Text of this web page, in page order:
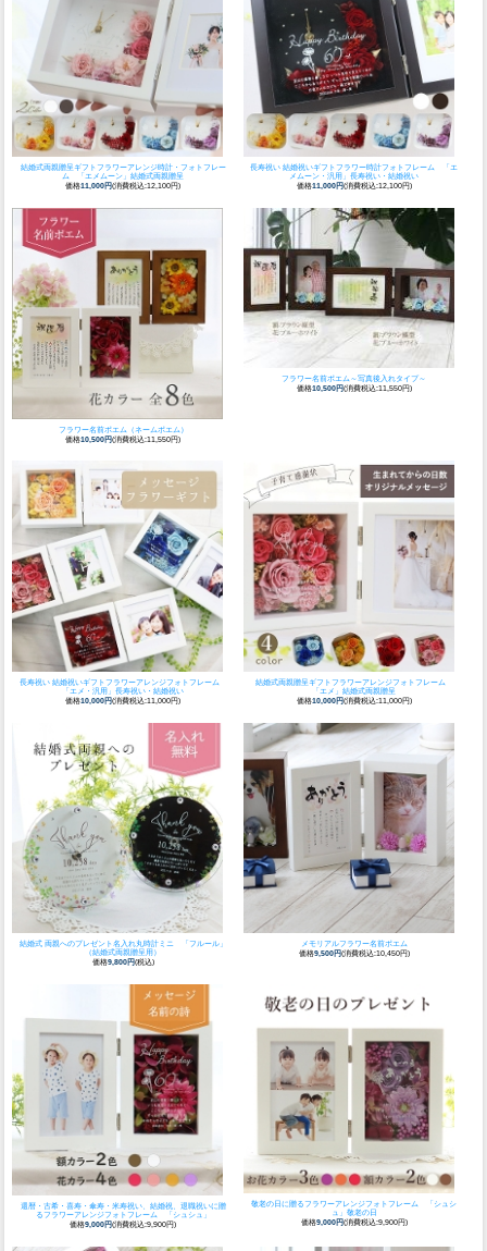
結婚式両親贈呈ギフトフラワーアレンジ時計・フォトフレー
ム 「エメムーン」結婚式両親贈呈
価格11,000円(消費税込:12,100円)
長寿祝い 結婚祝いギフトフラワー時計フォトフレーム 「エ
メムーン・汎用」長寿祝い・結婚祝い
価格11,000円(消費税込:12,100円)
フラワー名前ポエム（ネームポエム）
価格10,500円(消費税込:11,550円)
フラワー名前ポエム～写真後入れタイプ～
価格10,500円(消費税込:11,550円)
長寿祝い 結婚祝いギフトフラワーアレンジフォトフレーム
「エメ・汎用」長寿祝い・結婚祝い
価格10,000円(消費税込:11,000円)
結婚式両親贈呈ギフトフラワーアレンジフォトフレーム
「エメ」結婚式両親贈呈
価格10,000円(消費税込:11,000円)
結婚式 両親へのプレゼント名入れ丸時計ミニ 「フルール」
（結婚式両親贈呈用）
価格9,800円(税込)
メモリアルフラワー名前ポエム
価格9,500円(消費税込:10,450円)
還暦・古希・喜寿・傘寿・米寿祝い、結婚祝、退職祝いに贈
るフラワーアレンジフォトフレーム 「シュシュ」
価格9,000円(消費税込:9,900円)
敬老の日に贈るフラワーアレンジフォトフレーム 「シュシ
ュ」敬老の日
価格9,000円(消費税込:9,900円)